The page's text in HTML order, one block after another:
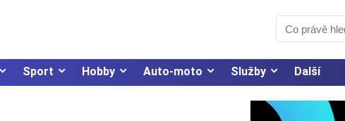
Sport Hobby Auto-moto Služby Další